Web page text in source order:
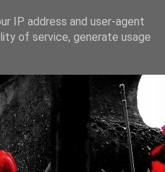
IP address and user-agent
of service, generate usage